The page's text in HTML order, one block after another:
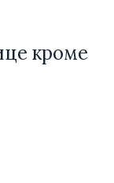
кроме